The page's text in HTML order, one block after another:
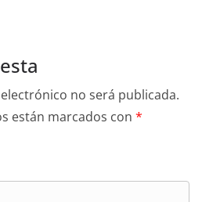
no será publicada.
están marcados con *